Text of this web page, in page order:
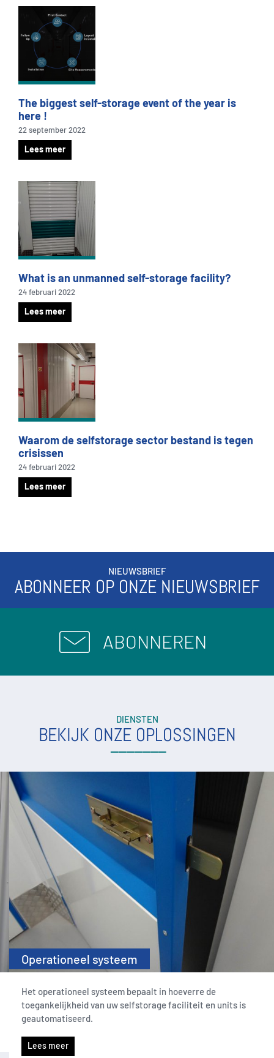
The biggest self-storage event of the year is
here !
22 september 2022
Lees meer
What is an unmanned self-storage facility?
24 februari 2022
Lees meer
Waarom de selfstorage sector bestand is tegen
crisissen
24 februari 2022
Lees meer
NIEUWSBRIEF
ABONNEER OP ONZE NIEUWSBRIEF
ABONNEREN
DIENSTEN
BEKIJK ONZE OPLOSSINGEN
Operationeel systeem
Het operationeel systeem bepaalt in hoeverre de
toegankelijkheid van uw selfstorage faciliteit en units is
geautomatiseerd.
Lees meer